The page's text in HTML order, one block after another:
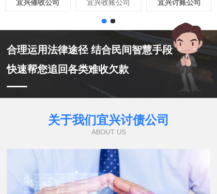
宜兴催收公司 宜兴收账公司 宜兴讨账公司
合理运用法律途径 结合民间智慧手段
快速帮您追回各类难收欠款
关于我们宜兴讨债公司
ABOUT US